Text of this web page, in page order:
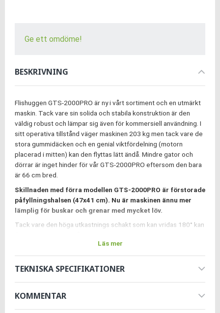
Ge ett omdöme!
BESKRIVNING
Flishuggen GTS-2000PRO är ny i vårt sortiment och en utmärkt
maskin. Tack vare sin solida och stabila konstruktion är den
väldig robust och lämpar sig även för kommersiell användning. I
sitt operativa tillstånd väger maskinen 203 kg men tack vare de
stora gummidäcken och en genial viktfördelning (motorn
placerad i mitten) kan den flyttas lätt ändå. Mindre gator och
dörrar är inget hinder för vår GTS-2000PRO eftersom den bara
är 66 cm bred.
Skillnaden med förra modellen GTS-2000PRO är förstorade
påfyllningshalsen (47x41 cm). Nu är maskinen ännu mer
lämplig för buskar och grenar med mycket löv.
Tack vare den höga utkastnings schakt som kan vridas 180° kan
att plocka upp materialet från marken för hand. Utkastnings
avståndet justeras på utkastnings schaktet. Tack vare den
höga utkastnings schakt som kan vridas 180° kan flisen kastas
justeras på utkastnings schaktet.
Beroende på träets sort och tjocklek hugger maskinen
Läs mer
TEKNISKA SPECIFIKATIONER
KOMMENTAR